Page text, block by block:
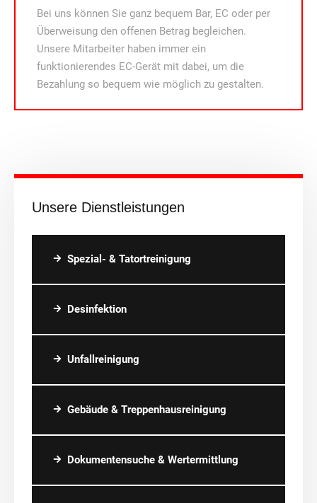
Unsere Dienstleistungen
Spezial- & Tatortreinigung
Desinfektion
Unfallreinigung
Gebäude & Treppenhausreinigung
Dokumentensuche & Wertermittlung
Bei uns können Sie ganz bequem Bar, EC oder per
Überweisung den offenen Betrag begleichen.
Unsere Mitarbeiter haben immer ein
funktionierendes EC-Gerät mit dabei, um die
Bezahlung so bequem wie möglich zu gestalten.